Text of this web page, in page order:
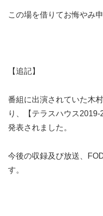
この場を借りてお悔やみ
【追記】
番組に出演されていた木
り、【テラスハウス
発表されました。
今後の収録及び放送、
す。